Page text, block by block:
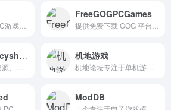
FreeGOGPCGames
二次元共享站2cyshare 机地游戏
ModDB